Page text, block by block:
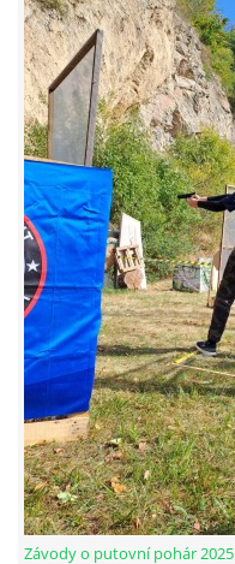
Závody o putovní pohár 2025